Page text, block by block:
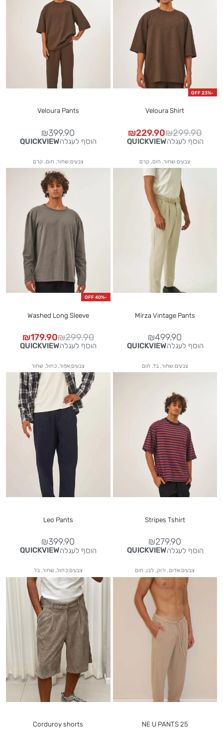
-23% OFF
Veloura Shirt
₪299.90
₪229.90
הוסף לעגלהQUICKVIEW
צבעים:שחור, חום, קרם
Veloura Pants
₪399.90
הוסף לעגלהQUICKVIEW
צבעים:שחור, חום, קרם
Mirza Vintage Pants
₪499.90
הוסף לעגלהQUICKVIEW
צבעים:שחור, בז', חום
-40% OFF
Washed Long Sleeve
₪299.90
₪179.90
הוסף לעגלהQUICKVIEW
צבעים:אפור, כחול, שחור
Stripes Tshirt
₪279.90
הוסף לעגלהQUICKVIEW
צבעים:אדום, ירוק, לבן, חום
Leo Pants
₪399.90
הוסף לעגלהQUICKVIEW
צבעים:כחול, שחור, בז'
NE U PANTS 25
Corduroy shorts